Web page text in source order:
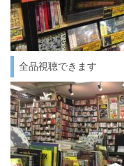
全品視聴できます